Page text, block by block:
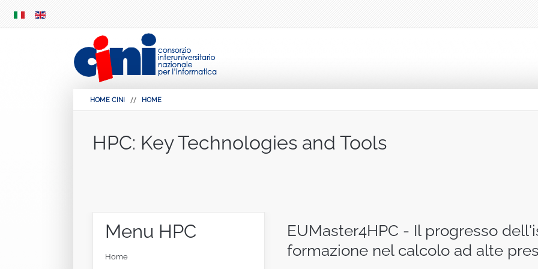
MENU
HOME CINI HOME
HPC: Key Technologies and Tools
EUMaster4HPC - Il progresso
formazione nel calcolo ad alte
Menu HPC
Home